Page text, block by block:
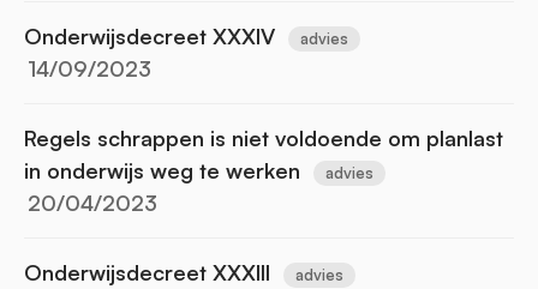
Onderwijsdecreet XXXIV advies
14/09/2023
Regels schrappen is niet voldoende om planlast
in onderwijs weg te werken
advies
20/04/2023
Onderwijsdecreet XXXIII advies